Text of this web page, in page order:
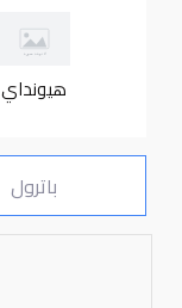
هيونداي
باترول